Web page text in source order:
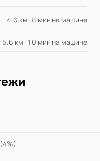
4.6 км · 8 мин на машине
5.6 км · 10 мин на машине